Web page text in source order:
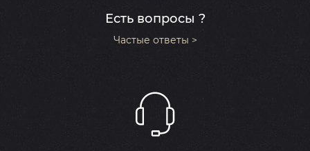
Есть вопросы ?
Частые ответы >